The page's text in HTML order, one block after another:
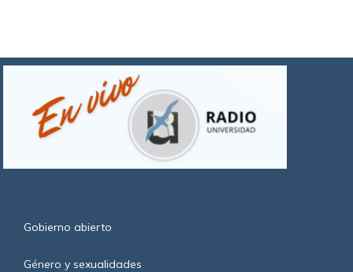
Gobierno abierto
Género y sexualidades